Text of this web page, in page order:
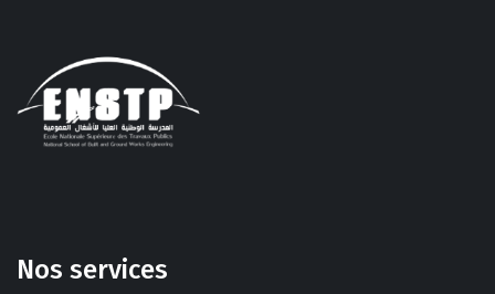
Nos services